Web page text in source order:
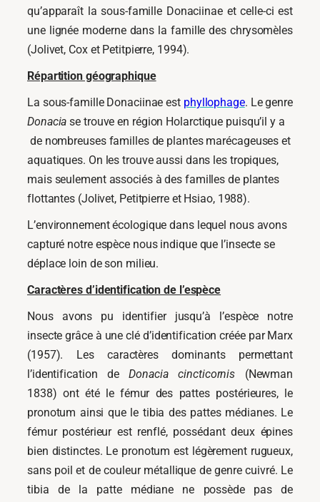
qu’apparaît la sous-famille Donaciinae et celle-ci est
une lignée moderne dans la famille des chrysomèles
(Jolivet, Cox et Petitpierre, 1994).
Répartition géographique
La sous-famille Donaciinae est phyllophage. Le genre
Donacia se trouve en région Holarctique puisqu’il y a
de nombreuses familles de plantes marécageuses et
aquatiques. On les trouve aussi dans les tropiques,
mais seulement associés à des familles de plantes
flottantes (Jolivet, Petitpierre et Hsiao, 1988).
L’environnement écologique dans lequel nous avons
capturé notre espèce nous indique que l’insecte se
déplace loin de son milieu.
Caractères d’identification de l’espèce
Nous avons pu identifier jusqu’à l’espèce notre
insecte grâce à une clé d’identification créée par Marx
(1957). Les caractères dominants permettant
l’identification deDonacia cincticornis (Newman
1838) ont été le fémur des pattes postérieures, le
pronotum ainsi que le tibia des pattes médianes. Le
fémur postérieur est renflé, possédant deux épines
bien distinctes. Le pronotum est légèrement rugueux,
sans poil et de couleur métallique de genre cuivré. Le
tibia de la patte médiane ne possède pas de